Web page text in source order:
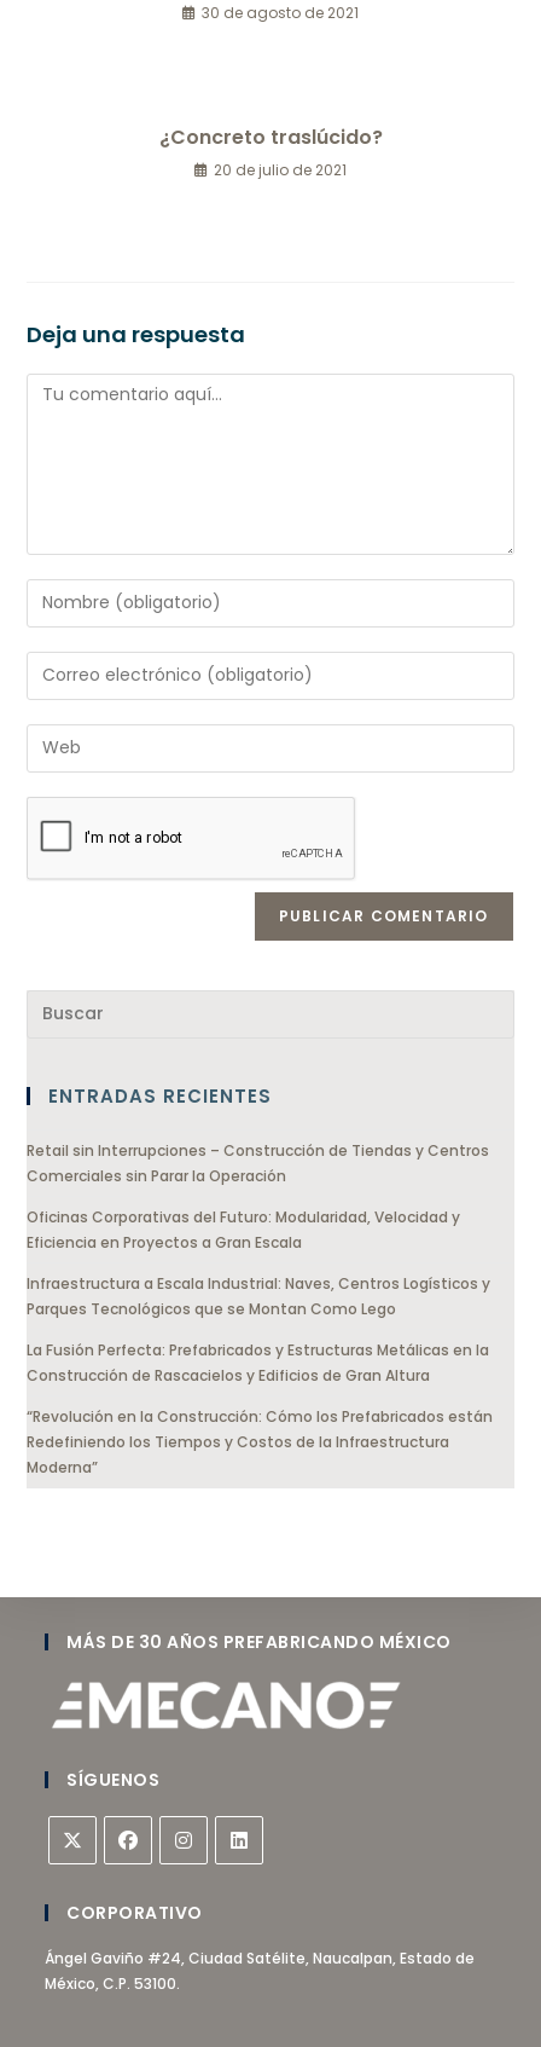
30 de agosto de 2021
¿Concreto traslúcido?
20 de julio de 2021
Deja una respuesta
ENTRADAS RECIENTES
Retail sin Interrupciones – Construcción de Tiendas y Centros
Comerciales sin Parar la Operación
Oficinas Corporativas del Futuro: Modularidad, Velocidad y
Eficiencia en Proyectos a Gran Escala
Infraestructura a Escala Industrial: Naves, Centros Logísticos y
Parques Tecnológicos que se Montan Como Lego
La Fusión Perfecta: Prefabricados y Estructuras Metálicas en la
Construcción de Rascacielos y Edificios de Gran Altura
“Revolución en la Construcción: Cómo los Prefabricados están
Redefiniendo los Tiempos y Costos de la Infraestructura
Moderna”
MÁS DE 30 AÑOS PREFABRICANDO MÉXICO
SÍGUENOS
CORPORATIVO
Ángel Gaviño #24, Ciudad Satélite, Naucalpan, Estado de
México, C.P. 53100.